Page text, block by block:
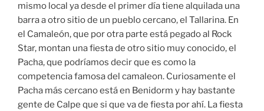
mismo local ya desde el primer día tiene alquilada una
barra a otro sitio de un pueblo cercano, el Tallarina. En
el Camaleón, que por otra parte está pegado al Rock
Star, montan una fiesta de otro sitio muy conocido, el
Pacha, que podríamos decir que es como la
competencia famosa del camaleon. Curiosamente el
Pacha más cercano está en Benidorm y hay bastante
gente de Calpe que si que va de fiesta por ahí. La fiesta